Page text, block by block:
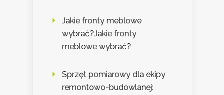
Jakie fronty meblowe
wybrać?Jakie fronty
meblowe wybrać?
Sprzęt pomiarowy dla ekipy
remontowo-budowlanej: